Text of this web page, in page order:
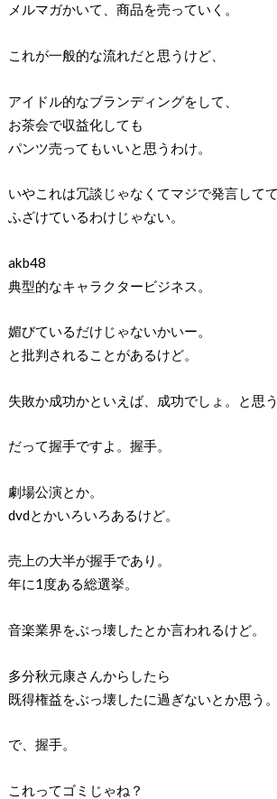
メルマガかいて、商品を売っていく。
これが一般的な流れだと思うけど、
アイドル的なブランディングをして、
お茶会で収益化しても
パンツ売ってもいいと思うわけ。
いやこれは冗談じゃなくてマジで発言してて
ふざけているわけじゃない。
akb48
典型的なキャラクタービジネス。
媚びているだけじゃないかいー。
と批判されることがあるけど。
失敗か成功かといえば、成功でしょ。と思う
だって握手ですよ。握手。
劇場公演とか。
dvdとかいろいろあるけど。
売上の大半が握手であり。
年に1度ある総選挙。
音楽業界をぶっ壊したとか言われるけど。
多分秋元康さんからしたら
既得権益をぶっ壊したに過ぎないとか思う。
で、握手。
これってゴミじゃね？